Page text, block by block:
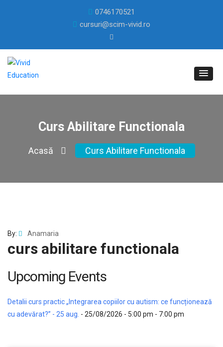
0746170521
cursuri@scim-vivid.ro
Curs Abilitare Functionala
Acasă Curs Abilitare Functionala
By: Anamaria
curs abilitare functionala
Upcoming Events
Detalii curs practic „Integrarea copiilor cu autism: ce funcționează
cu adevărat?” - 25 aug. - 25/08/2026 - 5:00 pm - 7:00 pm